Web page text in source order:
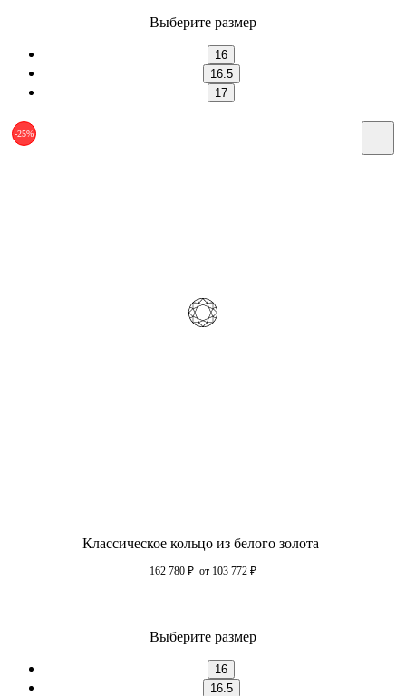
Выберите размер
16
16.5
17
-25%
Классическое кольцо из белого золота
162 780 ₽ от 103 772 ₽
Выберите размер
16
16.5